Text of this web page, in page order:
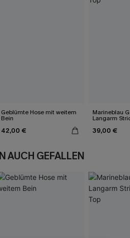
Geblümte Hose mit weitem
Bein
42,00 €
Marineblau
Langarm
39,00 €
AUCH GEFALLEN